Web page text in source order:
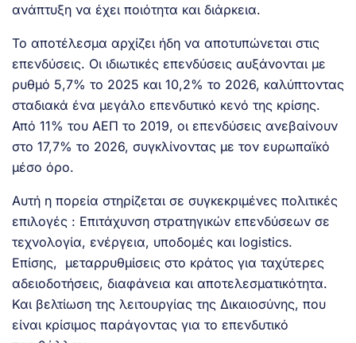
ανάπτυξη να έχει ποιότητα και διάρκεια.
Το αποτέλεσμα αρχίζει ήδη να αποτυπώνεται στις
επενδύσεις. Οι ιδιωτικές επενδύσεις αυξάνονται με
ρυθμό 5,7% το 2025 και 10,2% το 2026, καλύπτοντας
σταδιακά ένα μεγάλο επενδυτικό κενό της κρίσης.
Από 11% του ΑΕΠ το 2019, οι επενδύσεις ανεβαίνουν
στο 17,7% το 2026, συγκλίνοντας με τον ευρωπαϊκό
μέσο όρο.
Αυτή η πορεία στηρίζεται σε συγκεκριμένες πολιτικές
επιλογές : Επιτάχυνση στρατηγικών επενδύσεων σε
τεχνολογία, ενέργεια, υποδομές και logistics.
Επίσης, μεταρρυθμίσεις στο κράτος για ταχύτερες
αδειοδοτήσεις, διαφάνεια και αποτελεσματικότητα.
Και βελτίωση της λειτουργίας της Δικαιοσύνης, που
είναι κρίσιμος παράγοντας για το επενδυτικό